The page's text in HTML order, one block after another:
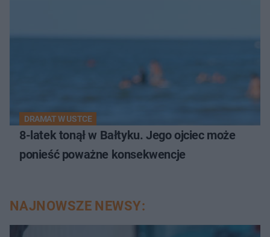
DRAMAT W USTCE
8-latek tonął w Bałtyku. Jego ojciec może
ponieść poważne konsekwencje
NAJNOWSZE NEWSY: